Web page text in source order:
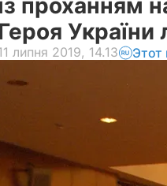
проханням
України
липня 2019, 14.13 Этот